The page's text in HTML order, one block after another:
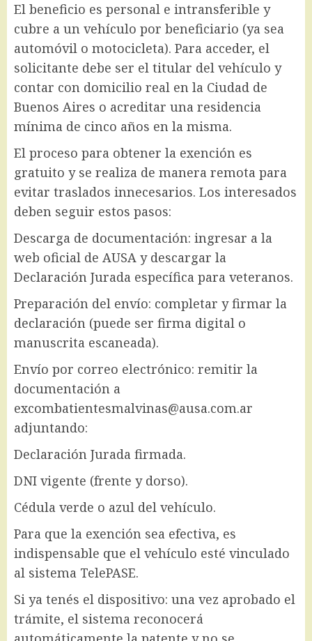
El beneficio es personal e intransferible y
cubre a un vehículo por beneficiario (ya sea
automóvil o motocicleta). Para acceder, el
solicitante debe ser el titular del vehículo y
contar con domicilio real en la Ciudad de
Buenos Aires o acreditar una residencia
mínima de cinco años en la misma.
El proceso para obtener la exención es
gratuito y se realiza de manera remota para
evitar traslados innecesarios. Los interesados
deben seguir estos pasos:
Descarga de documentación: ingresar a la
web oficial de AUSA y descargar la
Declaración Jurada específica para veteranos.
Preparación del envío: completar y firmar la
declaración (puede ser firma digital o
manuscrita escaneada).
Envío por correo electrónico: remitir la
documentación a
excombatientesmalvinas@ausa.com.ar
adjuntando:
Declaración Jurada firmada.
DNI vigente (frente y dorso).
Cédula verde o azul del vehículo.
Para que la exención sea efectiva, es
indispensable que el vehículo esté vinculado
al sistema TelePASE.
Si ya tenés el dispositivo: una vez aprobado el
trámite, el sistema reconocerá